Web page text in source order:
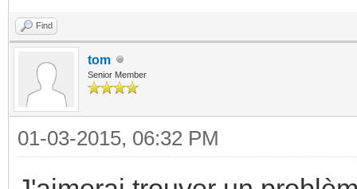
Find
tom
Senior Member
01-03-2015, 06:32 PM